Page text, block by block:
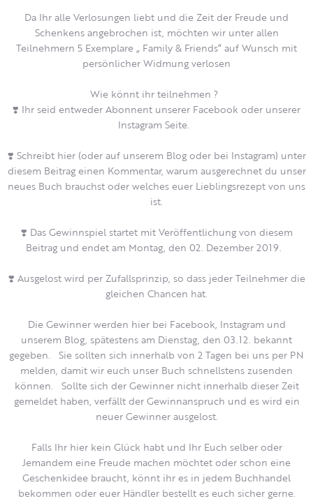
Da Ihr alle Verlosungen liebt und die Zeit der Freude und
Schenkens angebrochen ist, möchten wir unter allen
Teilnehmern 5 Exemplare „ Family & Friends“ auf Wunsch mit
persönlicher Widmung verlosen
Wie könnt ihr teilnehmen ?
❣️ Ihr seid entweder Abonnent unserer Facebook oder unserer
Instagram Seite.
❣️ Schreibt hier (oder auf unserem Blog oder bei Instagram) unter
diesem Beitrag einen Kommentar, warum ausgerechnet du unser
neues Buch brauchst oder welches euer Lieblingsrezept von uns
ist.
❣️ Das Gewinnspiel startet mit Veröffentlichung von diesem
Beitrag und endet am Montag, den 02. Dezember 2019.
❣️ Ausgelost wird per Zufallsprinzip, so dass jeder Teilnehmer die
gleichen Chancen hat.
Die Gewinner werden hier bei Facebook, Instagram und
unserem Blog, spätestens am Dienstag, den 03.12. bekannt
gegeben. Sie sollten sich innerhalb von 2 Tagen bei uns per PN
melden, damit wir euch unser Buch schnellstens zusenden
können. Sollte sich der Gewinner nicht innerhalb dieser Zeit
gemeldet haben, verfällt der Gewinnanspruch und es wird ein
neuer Gewinner ausgelost.
Falls Ihr hier kein Glück habt und Ihr Euch selber oder
Jemandem eine Freude machen möchtet oder schon eine
Geschenkidee braucht, könnt ihr es in jedem Buchhandel
bekommen oder euer Händler bestellt es euch sicher gerne.